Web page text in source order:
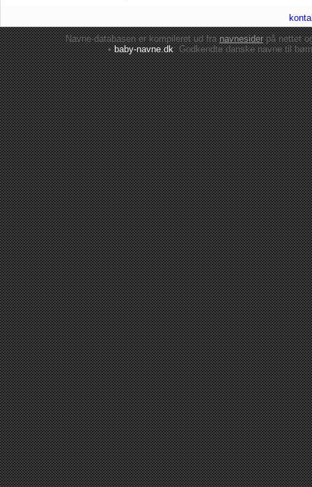
Navne-databasen er kompileret ud franavnesiderpå nettet
•baby-navne.dk: Godkendte danskenavne til børn